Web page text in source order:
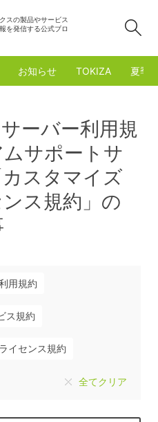
スの製品やサービス
を発信する公式ブロ
お知らせ TOKIZA 夏季
ーバー利用規
サポートサ
スタマイズ
ス規約」の
用規約
ス規約
ライセンス規約
全てクリア